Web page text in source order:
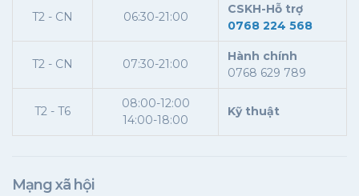
T2 - CN 06:30-21:00
CSKH-Hỗ trợ
0768 224 568
T2 - CN 07:30-21:00
Hành chính
0768 629 789
T2 - T6
08:00-12:00
14:00-18:00
Kỹ thuật
Mạng xã hội